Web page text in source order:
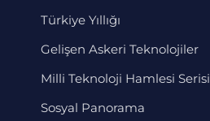
Türkiye Yıllığı
Gelişen Askeri Teknolojiler
Milli Teknoloji Hamlesi Serisi
Sosyal Panorama